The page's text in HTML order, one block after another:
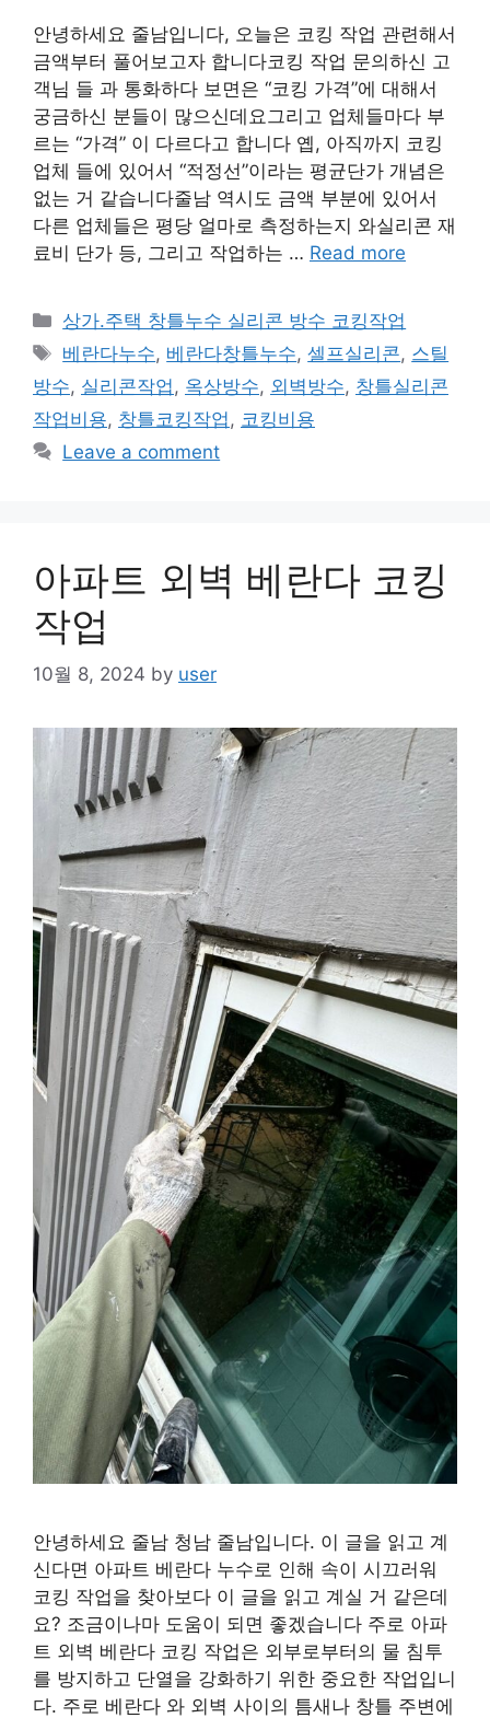
안녕하세요 줄남입니다, 오늘은 코킹 작업 관련해서
금액부터 풀어보고자 합니다코킹 작업 문의하신 고
객님 들 과 통화하다 보면은 “코킹 가격”에 대해서
궁금하신 분들이 많으신데요그리고 업체들마다 부
르는 “가격” 이 다르다고 합니다 옙, 아직까지 코킹
업체 들에 있어서 “적정선”이라는 평균단가 개념은
없는 거 같습니다줄남 역시도 금액 부분에 있어서
다른 업체들은 평당 얼마로 측정하는지 와실리콘 재
료비 단가 등, 그리고 작업하는 … Read more
Categories
상가.주택 창틀누수 실리콘 방수 코킹작업
Tags
베란다누수, 베란다창틀누수,셀프실리콘, 스틸
방수, 실리콘작업, 옥상방수, 외벽방수, 창틀실리콘
작업비용, 창틀코킹작업, 코킹비용
Leave a comment
아파트 외벽 베란다 코킹
작업
10월 8, 2024 by user
안녕하세요 줄남 청남 줄남입니다. 이 글을 읽고 계
신다면 아파트 베란다 누수로 인해 속이 시끄러워
코킹 작업을 찾아보다 이 글을 읽고 계실 거 같은데
요? 조금이나마 도움이 되면 좋겠습니다 주로 아파
트 외벽 베란다 코킹 작업은 외부로부터의 물 침투
를 방지하고 단열을 강화하기 위한 중요한 작업입니
다. 주로 베란다 와 외벽 사이의 틈새나 창틀 주변에